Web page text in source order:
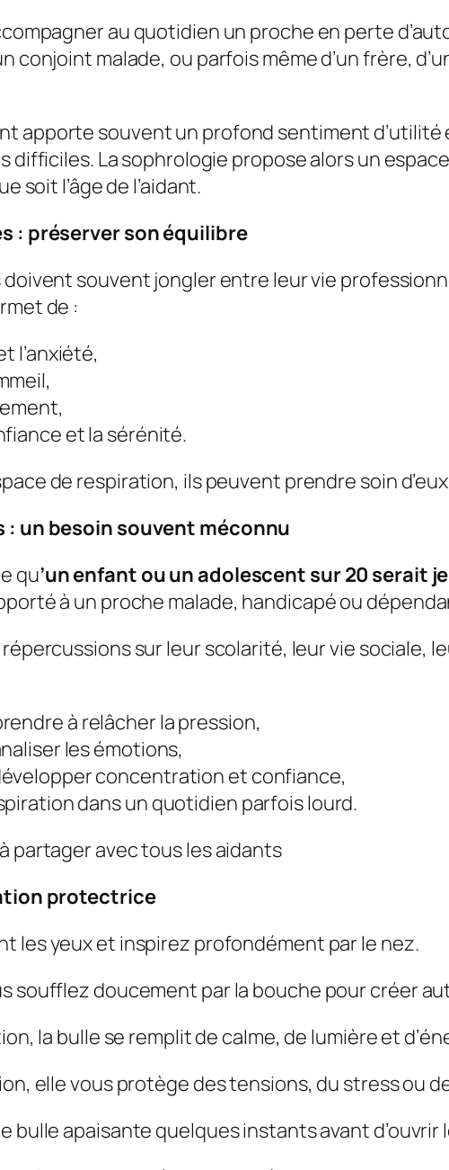
au quotidien un proche en perte
conjoint malade, ou parfois même d’un frère,
apporte souvent un profond sentiment
difficiles. La sophrologie propose alors un
soit l’âge de l’aidant.
: préserver son équilibre
souvent jongler entre leur vie
de :
l’anxiété,
et la sérénité.
de respiration, ils peuvent prendre soin
: un besoin souvent méconnu
qu’un enfant ou un adolescent sur 20 serait
à un proche malade, handicapé ou
sur leur scolarité, leur vie sociale,
à relâcher la pression,
les émotions,
concentration et confiance,
dans un quotidien parfois lourd.
partager avec tous les aidants
protectrice
les yeux et inspirez profondément par le nez.
soufflez doucement par la bouche pour créer
la bulle se remplit de calme, de lumière et
elle vous protège des tensions, du stress ou
bulle apaisante quelques instants avant d’ouvrir